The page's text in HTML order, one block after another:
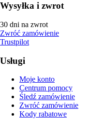
Wysyłka i zwrot
30 dni na zwrot
Zwróć zamówienie
Trustpilot
Usługi
Moje konto
Centrum pomocy
Śledź zamówienie
Zwróć zamówienie
Kody rabatowe